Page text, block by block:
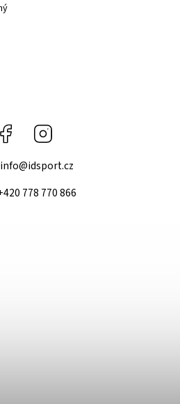
Facebook
info@idsport.cz
778 770 866